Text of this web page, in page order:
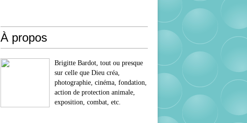
À propos
Brigitte Bardot, tout ou presque
sur celle que Dieu créa,
photographie, cinéma, fondation,
action de protection animale,
exposition, combat, etc.